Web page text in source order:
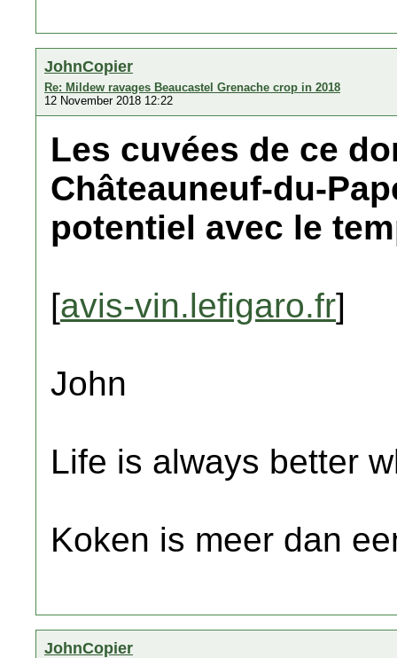
JohnCopier
Re: Mildew ravages Beaucastel Grenache crop in 2018
12 November 2018 12:22
Les cuvées de ce
Châteauneuf-du-
potentiel avec le
[avis-vin.lefigaro.fr]
John
Life is always better
Koken is meer dan
JohnCopier